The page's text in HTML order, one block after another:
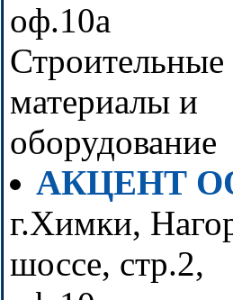
оф.10а
Строительные
материалы и
оборудование
АКЦЕНТ
г.Химки,
шоссе, стр.2,